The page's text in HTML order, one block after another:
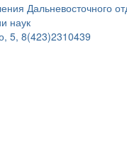
Дальневосточного
наук
5, 8(423)2310439